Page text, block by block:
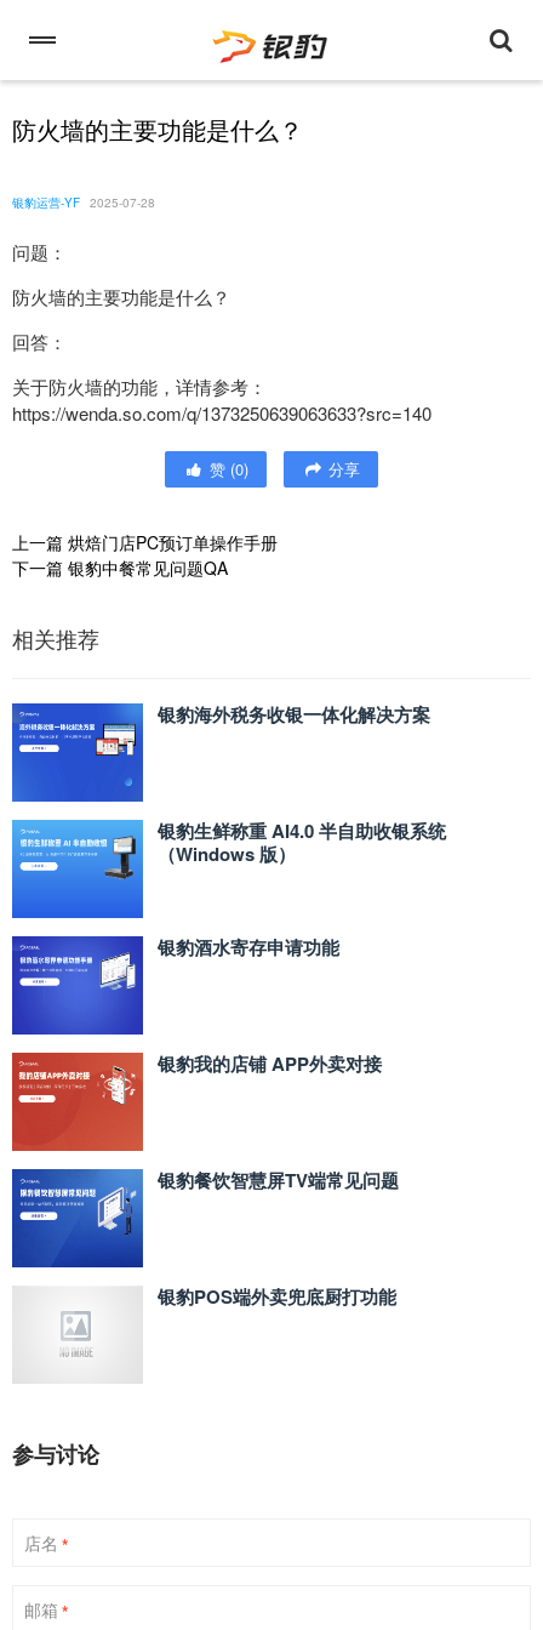
防火墙的主要功能是什么？
银豹运营-YF 2025-07-28
问题：
防火墙的主要功能是什么？
回答：
关于防火墙的功能，详情参考：
https://wenda.so.com/q/1373250639063633?src=140
赞 (0) 分享
上一篇 烘焙门店PC预订单操作手册
下一篇 银豹中餐常见问题QA
相关推荐
银豹海外税务收银一体化解决方案
银豹生鲜称重 AI4.0 半自助收银系统
（Windows 版）
银豹酒水寄存申请功能
银豹我的店铺 APP外卖对接
银豹餐饮智慧屏TV端常见问题
银豹POS端外卖兜底厨打功能
参与讨论
店名 *
邮箱 *